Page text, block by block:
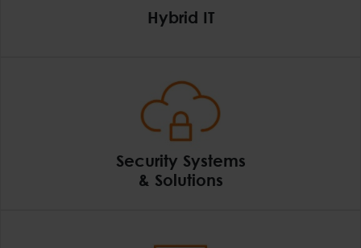
Hybrid IT
Security Systems
& Solutions